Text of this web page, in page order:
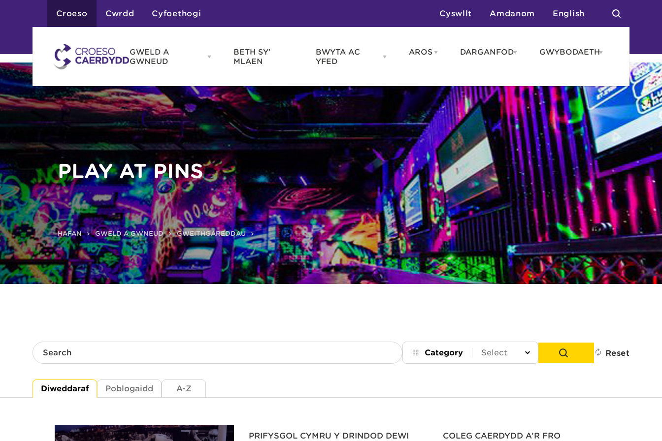
Croeso Cwrdd Cyfoethogi Cyswllt Amdanom English
GWELD A
GWNEUD
Open
GWNEUD
menu
Atyniadau
Gweithgareddau
Adloniant
Chwaraeon
Siopa
Teithiau a Golygfeydd
BETH SY’
MLAEN
BWYTA AC
YFED
Open
YFED
Blas ar Gymru
Bwytai
Tafarndai a Bariau
Caffis a Delis
AROS Open
Gwestai
Hunan Arlwyo
Carafanau a Gwersylla
Rhagor o Leoedd
DARGANFODOpen
GWYBODAETHOpen
PLAY AT PINS
HAFAN GWELD A GWNEUD GWEITHGAREDDAU
Search Category Reset
Diweddaraf Poblogaidd A-Z
PRIFYSGOL CYMRU Y DRINDOD DEWI COLEG CAERDYDD A’R FRO